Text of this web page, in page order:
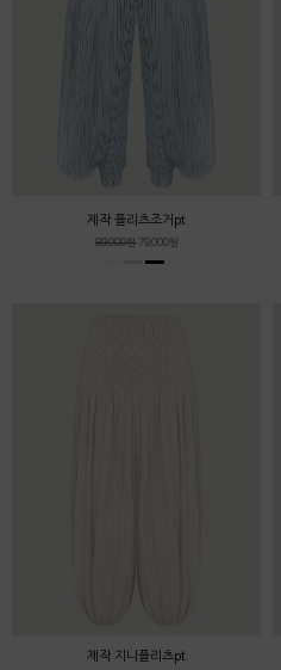
제작 플리츠조거pt
89,000원79,000원
제작 지니플리츠pt